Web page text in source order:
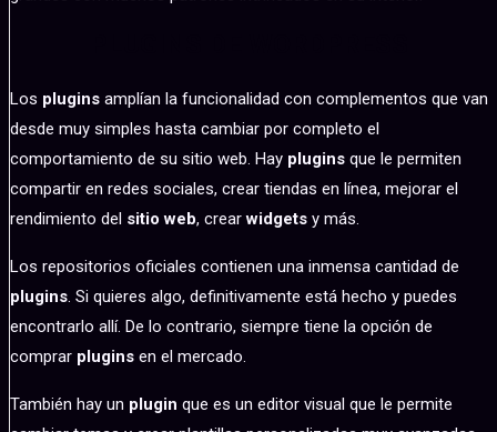
Los plugins amplían la funcionalidad con complementos que van
desde muy simples hasta cambiar por completo el
comportamiento de su sitio web. Hay plugins que le permiten
compartir en redes sociales, crear tiendas en línea, mejorar el
rendimiento del sitio web, crearwidgets y más.
Los repositorios oficiales contienen una inmensa cantidad de
plugins. Si quieres algo, definitivamente está hecho y puedes
encontrarlo allí. De lo contrario, siempre tiene la opción de
comprar plugins en el mercado.
También hay un plugin que es un editor visual que le permite